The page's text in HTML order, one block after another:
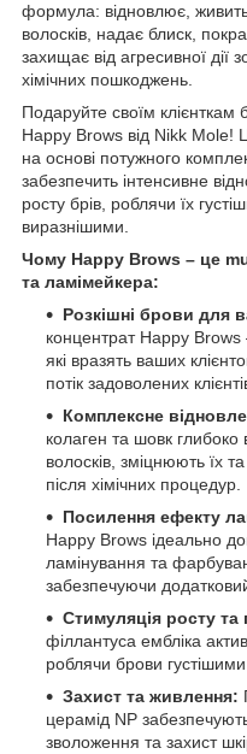
формула: відновлює,
волосків, надає блиск,
захищає від агресивної дії
хімічних пошкоджень.
Подаруйте своїм клієнткам
Happy Brows від Nikk Mole!
на основі потужного
забезпечить інтенсивне
росту брів, роблячи їх
виразнішими.
Чому Happy Brows – це
та ламімейкера:
Розкішні брови для
концентрат Happy Brows
які вразять ваших
потік задоволених
Комплексне
колаген та шовк глибоко
волосків, зміцнюють їх
після хімічних процедур.
Посилення ефекту
Happy Brows ідеально
ламінування та
забезпечуючи
Стимуляція росту та
філлантуса ембліка
роблячи брови
Захист та живлення:
церамід NP
зволоження та захист